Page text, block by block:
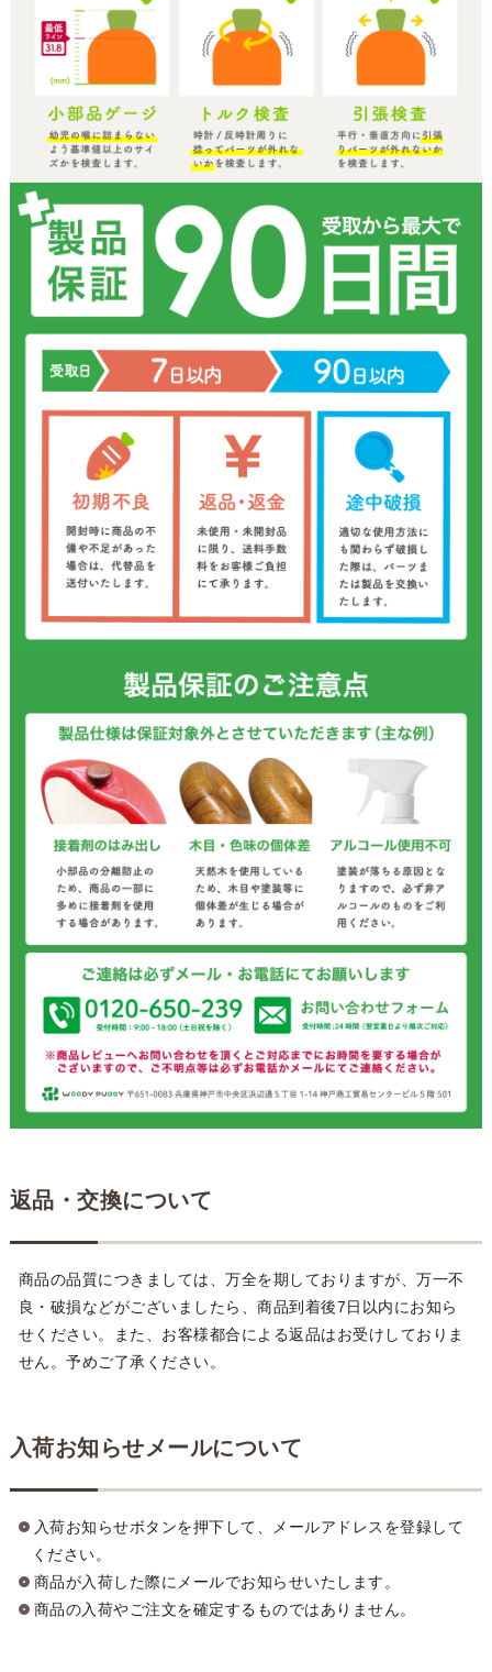
返品・交換について
商品の品質につきましては、万全を期しておりますが、万一不
良・破損などがございましたら、商品到着後7日以内にお知ら
せください。また、お客様都合による返品はお受けしておりま
せん。予めご了承ください。
入荷お知らせメールについて
入荷お知らせボタンを押下して、メールアドレスを登録して
ください。
商品が入荷した際にメールでお知らせいたします。
商品の入荷やご注文を確定するものではありません。